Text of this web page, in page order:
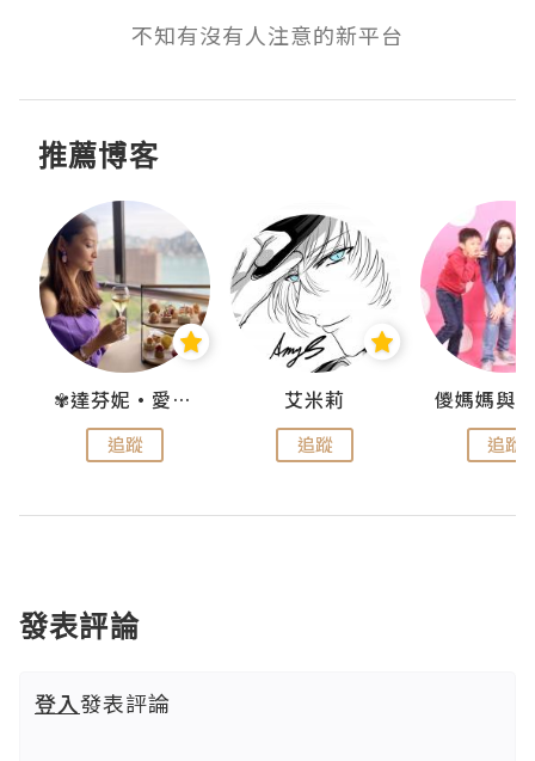
不知有沒有人注意的新平台
推薦博客
✾達芬妮•愛孩子•愛生活✾
追蹤
艾米莉
追蹤 追蹤
發表評論
登入發表評論